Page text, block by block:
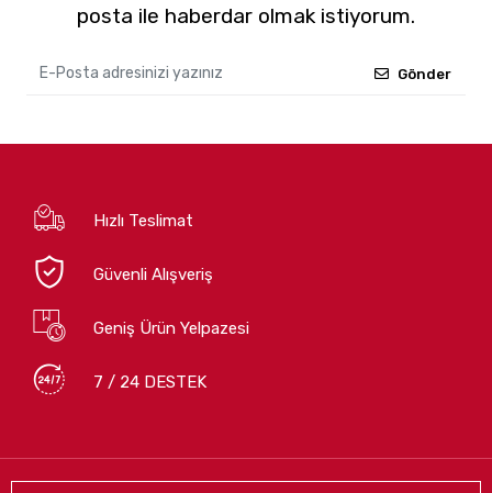
posta ile haberdar olmak istiyorum.
Gönder
Hızlı Teslimat
Güvenli Alışveriş
Geniş Ürün Yelpazesi
7 / 24 DESTEK